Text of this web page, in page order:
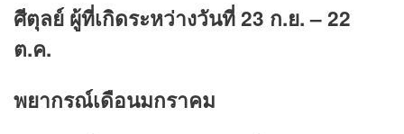
ศีตุลย์ ผู้ที่เกิดระหว่างวันที่ 23 ก.ย. – 22
ต.ค.
พยากรณ์เดือนมกราคม